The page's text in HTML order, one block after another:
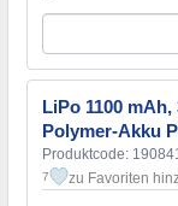
LiPo 1100
Polymer-Akku
Produktcode: 190841
7 zu Favoriten